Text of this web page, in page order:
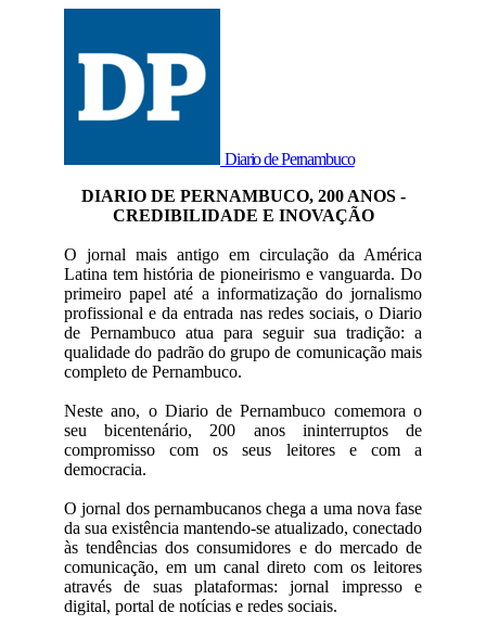
Diario de Pernambuco
DIARIO DE PERNAMBUCO, 200 ANOS -
CREDIBILIDADE E INOVAÇÃO
O jornal mais antigo em circulação da América
Latina tem história de pioneirismo e vanguarda. Do
primeiro papel até a informatização do jornalismo
profissional e da entrada nas redes sociais, o Diario
de Pernambuco atua para seguir sua tradição: a
qualidade do padrão do grupo de comunicação mais
completo de Pernambuco.
Neste ano, o Diario de Pernambuco comemora o
seu bicentenário, 200 anos ininterruptos de
compromisso com os seus leitores e com a
democracia.
O jornal dos pernambucanos chega a uma nova fase
da sua existência mantendo-se atualizado, conectado
às tendências dos consumidores e do mercado de
comunicação, em um canal direto com os leitores
através de suas plataformas: jornal impresso e
digital, portal de notícias e redes sociais.